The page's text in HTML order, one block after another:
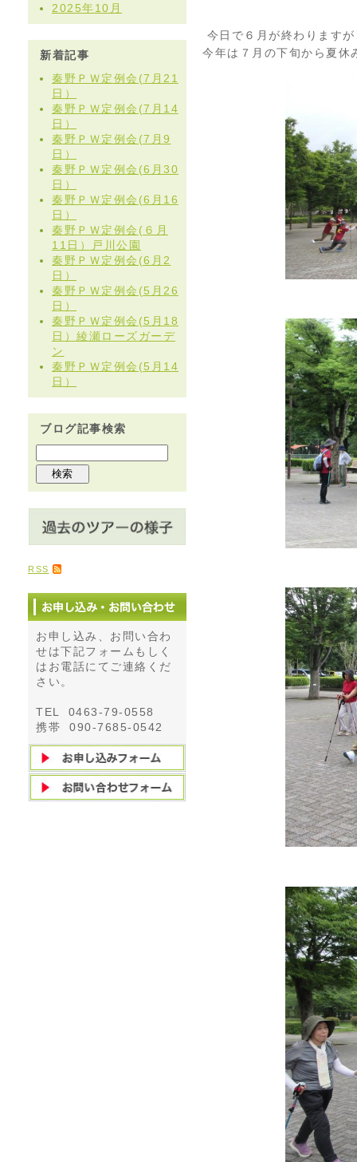
2025年10月
新着記事
秦野ＰＷ定例会(7月21
日）
秦野ＰＷ定例会(7月14
日）
秦野ＰＷ定例会(7月9
日）
秦野ＰＷ定例会(6月30
日）
秦野ＰＷ定例会(6月16
日）
秦野ＰＷ定例会(６月
11日）戸川公園
秦野ＰＷ定例会(6月2
日）
秦野ＰＷ定例会(5月26
日）
秦野ＰＷ定例会(5月18
日）綾瀬ローズガーデ
ン
秦野ＰＷ定例会(5月14
日）
ブログ記事検索
RSS
お申し込み、お問い合わ
せは下記フォームもしく
はお電話にてご連絡くだ
さい。
TEL 0463-79-0558
携帯 090-7685-0542
今日で６月が終わります
今年は７月の下旬から夏休